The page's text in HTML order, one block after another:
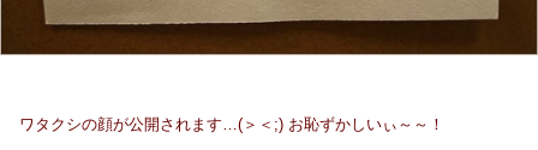
ワタクシの顔が公開されます…(＞＜;) お恥ずかしいぃ～～！